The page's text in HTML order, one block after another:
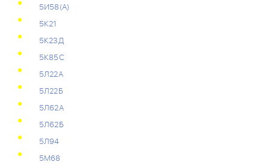
5И58(А)
5К21
5К23Д
5К85С
5Л22А
5Л22Б
5Л62А
5Л62Б
5Л94
5М68